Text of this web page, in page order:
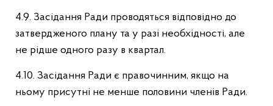
4.9. Засідання Ради проводяться відповідно до
затвердженого плану та у разі необхідності, але
не рідше одного разу в квартал.
4.10. Засідання Ради є правочинним, якщо на
ньому присутні не менше половини членів Ради.